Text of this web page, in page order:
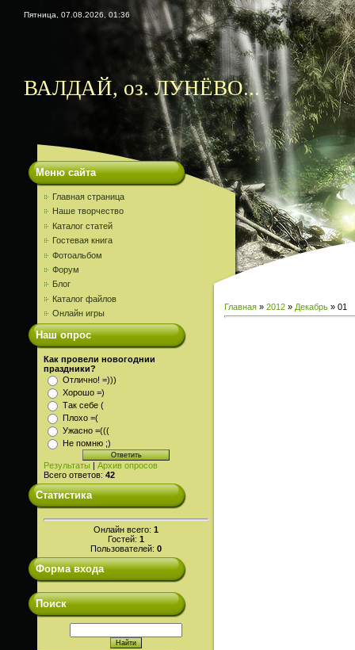
Пятница, 07.08.2026, 01:36
ВАЛДАЙ, оз. ЛУНЁВО...
Меню сайта
Главная страница
Наше творчество
Каталог статей
Гостевая книга
Фотоальбом
Форум
Блог
Каталог файлов
Онлайн игры
Наш опрос
Как провели новогоднии
праздники?
Отлично! =)))
Хорошо =)
Так себе (
Плохо =(
Ужасно =(((
Не помню ;)
Результаты | Архив опросов
Всего ответов: 42
Статистика
Онлайн всего: 1
Гостей: 1
Пользователей: 0
Форма входа
Поиск
Главная » 2012 » Декабрь » 01